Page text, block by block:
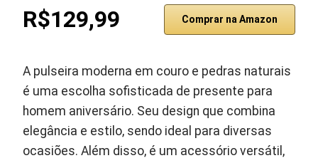
R$129,99 Comprar na Amazon
A pulseira moderna em couro e pedras naturais
é uma escolha sofisticada de presente para
homem aniversário. Seu design que combina
elegância e estilo, sendo ideal para diversas
ocasiões. Além disso, é um acessório versátil,